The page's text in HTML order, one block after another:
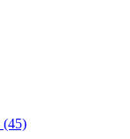
(45)